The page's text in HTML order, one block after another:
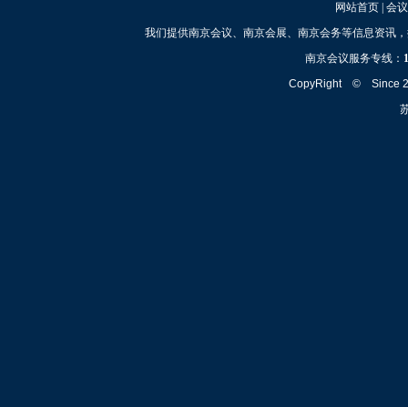
网站首页| 会
我们提供南京会议、南京会展、南京会务等信息资讯
南京会议服务专线：
CopyRight © Since